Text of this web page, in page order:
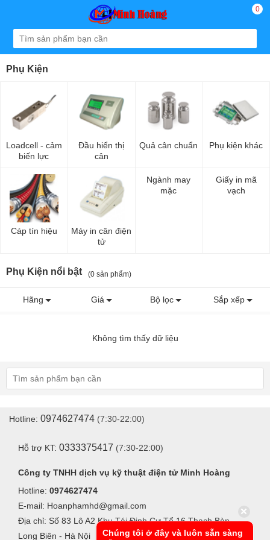
0
Phụ Kiện
Loadcell - cảm
biến lực
Đầu hiển thị
cân
Quả cân chuẩn Phụ kiện khác
Cáp tín hiệu
Máy in cân điện
tử
Ngành may
mặc
Giấy in mã
vạch
Phụ Kiện nổi bật (0 sản phẩm)
Hãng Giá Bộ lọc Sắp xếp
Không tìm thấy dữ liệu
Hotline: 0974627474 (7:30-22:00)
Hỗ trợ KT: 0333375417 (7:30-22:00)
Công ty TNHH dịch vụ kỹ thuật điện tử Minh Hoàng
Hotline: 0974627474
E-mail: Hoanphamhd@gmail.com
Địa chỉ: Số 83 Lô A2 Khu Tái Định Cư Tổ 16 Thạch Bàn -
Long Biên - Hà Nội
Chúng tôi ở đây và luôn sẵn sàng